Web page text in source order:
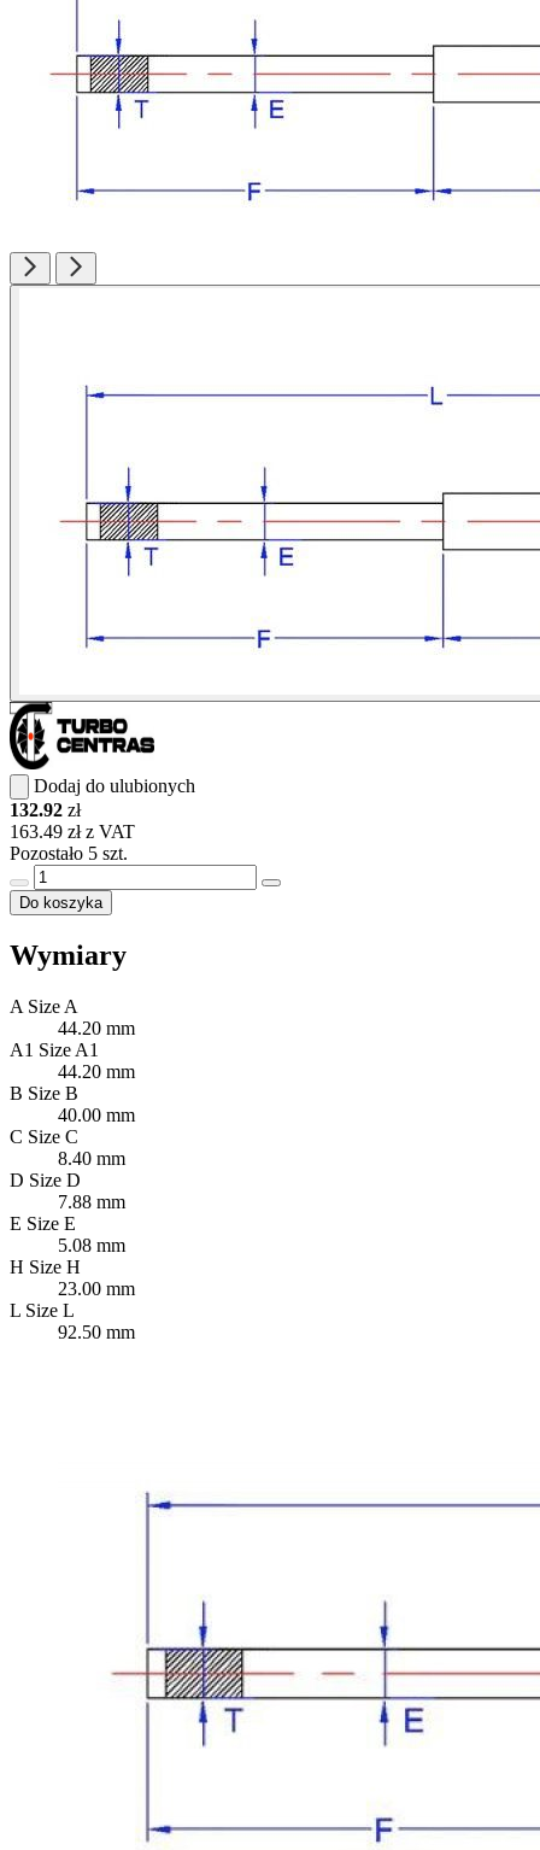
Dodaj do ulubionych
132.92 zł
163.49 zł z VAT
Pozostało 5 szt.
Do koszyka
Wymiary
A Size A
44.20 mm
A1 Size A1
44.20 mm
B Size B
40.00 mm
C Size C
8.40 mm
D Size D
7.88 mm
E Size E
5.08 mm
H Size H
23.00 mm
L Size L
92.50 mm